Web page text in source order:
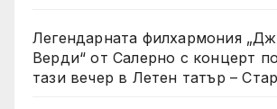
Легендарната филхармония
Верди“ от Салерно с концерт
тази вечер в Летен татър –